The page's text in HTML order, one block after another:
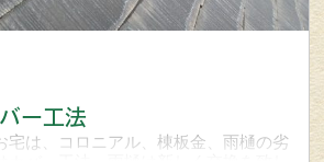
ー工法
宅は、コロニアル、棟板金、雨樋の劣